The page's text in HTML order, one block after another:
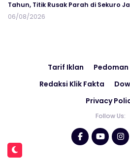
Tahun, Titik Rusak Parah di Sekuro
06/08/2026
Tarif Iklan
Redaksi Klik Fakta
Privacy
Follow Us: